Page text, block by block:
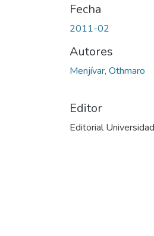
Fecha
2011-02
Autores
Menjívar, Othmaro
Editor
Editorial